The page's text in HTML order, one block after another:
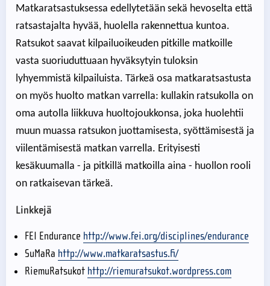
Matkaratsastuksessa edellytetään sekä hevoselta että
ratsastajalta hyvää, huolella rakennettua kuntoa.
Ratsukot saavat kilpailuoikeuden pitkille matkoille
vasta suoriuduttuaan hyväksytyin tuloksin
lyhyemmistä kilpailuista. Tärkeä osa matkaratsastusta
on myös huolto matkan varrella: kullakin ratsukolla on
oma autolla liikkuva huoltojoukkonsa, joka huolehtii
muun muassa ratsukon juottamisesta, syöttämisestä ja
viilentämisestä matkan varrella. Erityisesti
kesäkuumalla - ja pitkillä matkoilla aina - huollon rooli
on ratkaisevan tärkeä.
Linkkejä
FEI Endurance http://www.fei.org/disciplines/endurance
SuMaRa http://www.matkaratsastus.fi/
RiemuRatsukot http://riemuratsukot.wordpress.com